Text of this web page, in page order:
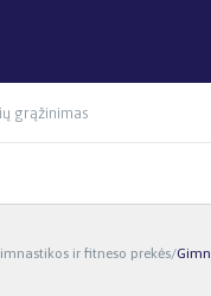
grąžinimas
ir fitneso prekės/